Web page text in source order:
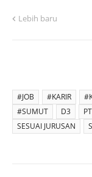
Lebih baru
#JOB #KARIR
#SUMUT
D3 PT
SESUAI JURUSAN